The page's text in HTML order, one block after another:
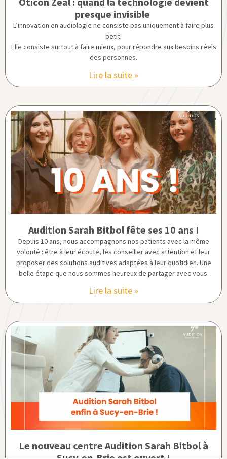
presque invisible
L’innovation en audiologie ne consiste pas uniquement à faire plus
petit.
Elle consiste surtout à faire mieux, pour répondre aux besoins réels
des personnes.
Lire la suite »
Audition Sarah Bitbol fête ses 10 ans !
Depuis 10 ans, nous accompagnons nos patients avec la même
volonté : être à leur écoute, les conseiller avec attention et leur
proposer des solutions auditives adaptées à leur quotidien. Une
belle étape que nous sommes heureux de partager avec vous.
Lire la suite »
Le nouveau centre Audition Sarah Bitbol à